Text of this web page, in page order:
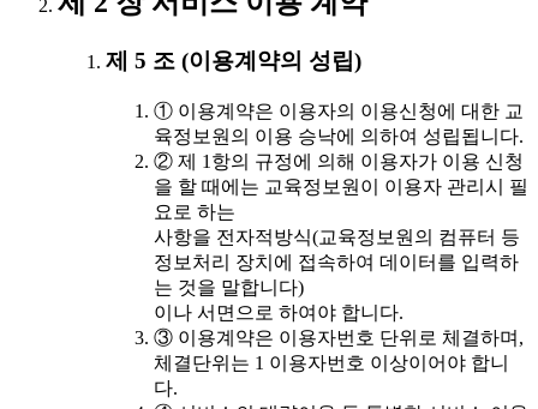
제 5 조 (이용계약의 성립)
① 이용계약은 이용자의 이용신청에 대한 교
육정보원의 이용 승낙에 의하여 성립됩니다.
② 제 1항의 규정에 의해 이용자가 이용 신청
을 할 때에는 교육정보원이 이용자 관리시 필
요로 하는
사항을 전자적방식(교육정보원의 컴퓨터 등
정보처리 장치에 접속하여 데이터를 입력하
는 것을 말합니다)
이나 서면으로 하여야 합니다.
③ 이용계약은 이용자번호 단위로 체결하며,
체결단위는 1 이용자번호 이상이어야 합니
다.